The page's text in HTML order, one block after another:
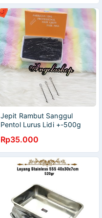
Jepit Rambut Sanggul
Pentol Lurus Lidi +-500g
lidi
Rp35.000